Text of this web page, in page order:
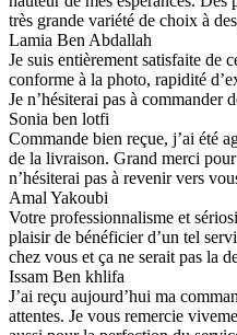
très grande variété de choix à
Lamia Ben Abdallah
Je suis entièrement satisfaite de
conforme à la photo, rapidité
Je n’hésiterai pas à commander
Sonia ben lotfi
Commande bien reçue, j’ai été
de la livraison. Grand merci
n’hésiterai pas à revenir vers
Amal Yakoubi
Votre professionnalisme et
plaisir de bénéficier d’un tel
chez vous et ça ne serait pas la
Issam Ben khlifa
J’ai reçu aujourd’hui ma
attentes. Je vous remercie